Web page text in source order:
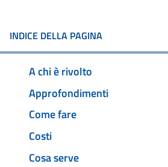
INDICE DELLA PAGINA
A chi è rivolto
Approfondimenti
Come fare
Costi
Cosa serve